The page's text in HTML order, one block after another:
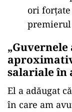
ori
„Guvernele
salariale în
El a adăugat
în care am